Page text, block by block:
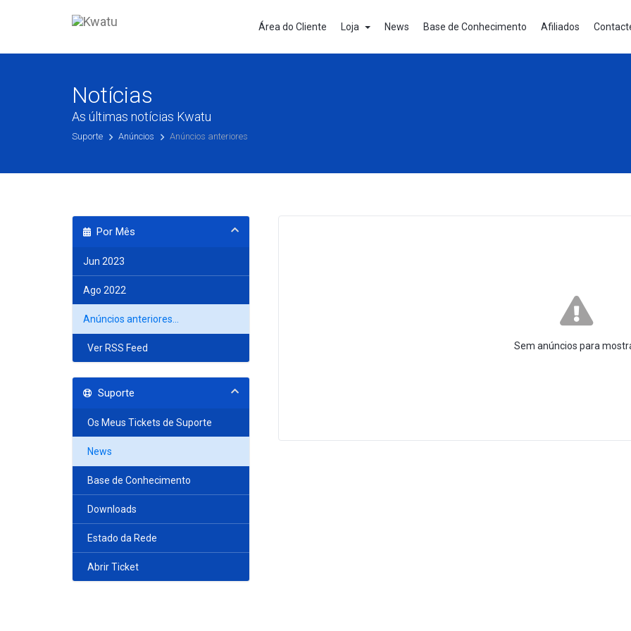
Área do Cliente Loja News Base de Conhecimento Afiliados
Notícias
As últimas notícias Kwatu
Suporte Anúncios Anúncios anteriores
Por Mês
Jun 2023
Ago 2022
Anúncios anteriores...
Ver RSS Feed Sem anúncios para
Suporte
Os Meus Tickets de Suporte
News
Base de Conhecimento
Downloads
Estado da Rede
Abrir Ticket